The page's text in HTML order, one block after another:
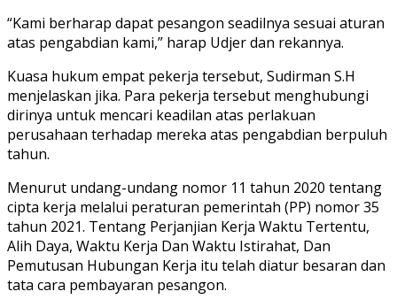
“Kami berharap dapat pesangon seadilnya sesuai aturan
atas pengabdian kami,” harap Udjer dan rekannya.
Kuasa hukum empat pekerja tersebut, Sudirman S.H
menjelaskan jika. Para pekerja tersebut menghubungi
dirinya untuk mencari keadilan atas perlakuan
perusahaan terhadap mereka atas pengabdian berpuluh
tahun.
Menurut undang-undang nomor 11 tahun 2020 tentang
cipta kerja melalui peraturan pemerintah (PP) nomor 35
tahun 2021. Tentang Perjanjian Kerja Waktu Tertentu,
Alih Daya, Waktu Kerja Dan Waktu Istirahat, Dan
Pemutusan Hubungan Kerja itu telah diatur besaran dan
tata cara pembayaran pesangon.